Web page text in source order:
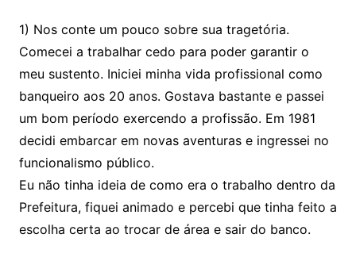
1) Nos conte um pouco sobre sua tragetória.
Comecei a trabalhar cedo para poder garantir o
meu sustento. Iniciei minha vida profissional como
banqueiro aos 20 anos. Gostava bastante e passei
um bom período exercendo a profissão. Em 1981
decidi embarcar em novas aventuras e ingressei no
funcionalismo público.
Eu não tinha ideia de como era o trabalho dentro da
Prefeitura, fiquei animado e percebi que tinha feito a
escolha certa ao trocar de área e sair do banco.